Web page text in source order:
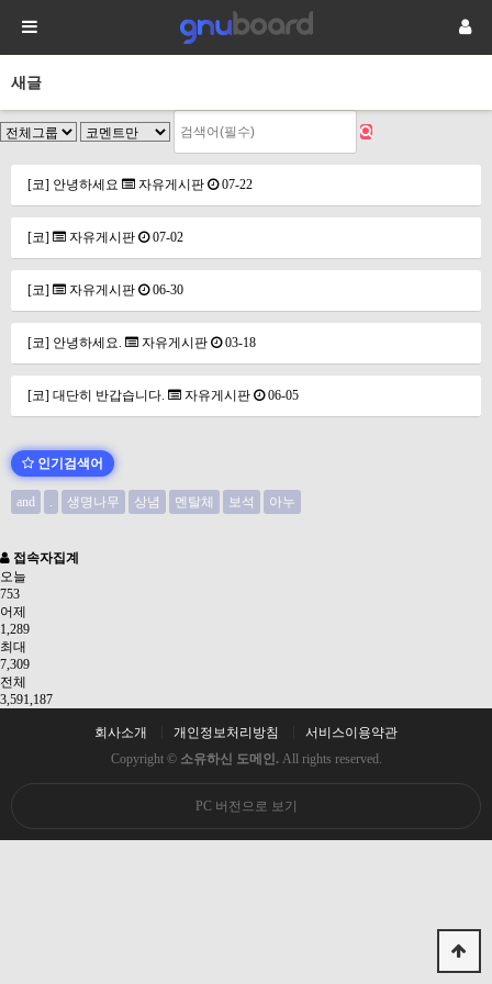
새글
[코] 안녕하세요 자유게시판 07-22
[코] 자유게시판 07-02
[코] 자유게시판 06-30
[코] 안녕하세요. 자유게시판 03-18
[코] 대단히 반갑습니다. 자유게시판 06-05
인기검색어
and . 생명나무 상념 멘탈체 보석 아누
접속자집계
오늘
753
어제
1,289
최대
7,309
전체
3,591,187
회사소개 개인정보처리방침
서비스이용약관
Copyright © 소유하신 도메인. All rights reserved.
PC 버전으로 보기